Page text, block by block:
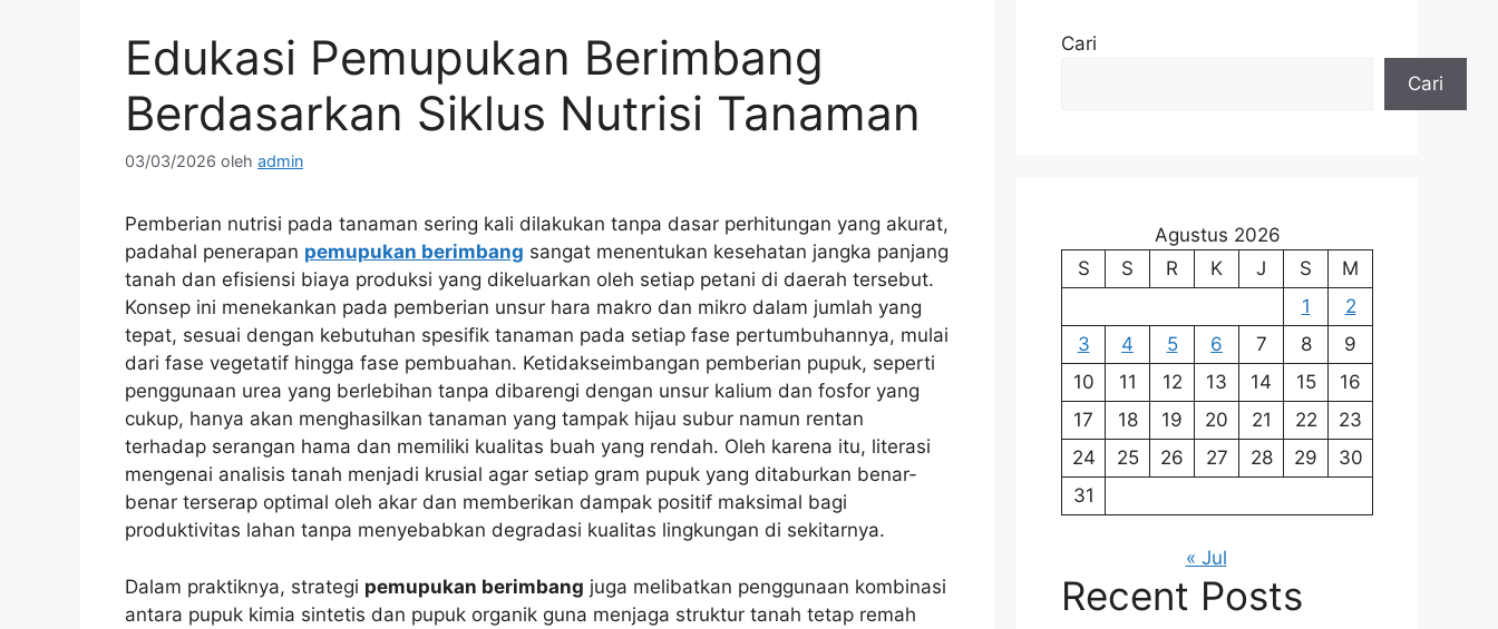
Edukasi Pemupukan Berimbang
Berdasarkan Siklus Nutrisi Tanaman
03/03/2026 oleh admin
Pemberian nutrisi pada tanaman sering kali dilakukan tanpa dasar perhitungan yang akurat,
padahal penerapan pemupukan berimbang sangat menentukan kesehatan jangka panjang
tanah dan efisiensi biaya produksi yang dikeluarkan oleh setiap petani di daerah tersebut.
Konsep ini menekankan pada pemberian unsur hara makro dan mikro dalam jumlah yang
tepat, sesuai dengan kebutuhan spesifik tanaman pada setiap fase pertumbuhannya, mulai
dari fase vegetatif hingga fase pembuahan. Ketidakseimbangan pemberian pupuk, seperti
penggunaan urea yang berlebihan tanpa dibarengi dengan unsur kalium dan fosfor yang
cukup, hanya akan menghasilkan tanaman yang tampak hijau subur namun rentan
terhadap serangan hama dan memiliki kualitas buah yang rendah. Oleh karena itu, literasi
mengenai analisis tanah menjadi krusial agar setiap gram pupuk yang ditaburkan benar-
benar terserap optimal oleh akar dan memberikan dampak positif maksimal bagi
produktivitas lahan tanpa menyebabkan degradasi kualitas lingkungan di sekitarnya.
Dalam praktiknya, strategi pemupukan berimbang juga melibatkan penggunaan kombinasi
antara pupuk kimia sintetis dan pupuk organik guna menjaga struktur tanah tetap remah
Cari
Cari
Agustus 2026
S
S R K J S
M
1
2
3
4 5 6 7 8
9
10
11 12 13 14 15
16
17
18 19 20 21 22
23
24
25 26 27 28 29
30
31
« Jul
Recent Posts